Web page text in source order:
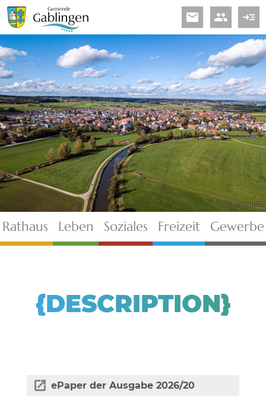
read_more
people
email
© elmar.pics
Rathaus Leben Soziales Freizeit Gewerbe
{DESCRIPTION}
ePaper der Ausgabe 2026/20